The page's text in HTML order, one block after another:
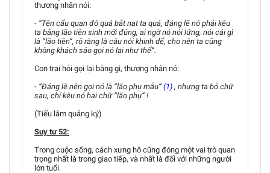
thương nhân nói:
- “Tên cẩu quan đó quá bắt nạt ta quá, đáng lẽ nó phải kêu
ta bằng lão tiên sinh mới đúng, ai ngờ nó nói lửng, nói cái gì
là “lão tiên”, rõ ràng là câu nói khinh dể, cho nên ta cũng
không khách sáo gọi nó lại như thế”.
Con trai hỏi gọi lại bằng gì, thương nhân nó:
- “Đáng lẽ nên gọi nó là “lão phụ mẫu” (1) , nhưng ta bỏ chữ
sau, chỉ kêu nó hai chữ “lão phụ” !
(Tiếu lâm quảng ký)
Suy tư 52:
Trong cuộc sống, cách xưng hô cũng đóng một vai trò quan
trọng nhất là trong giao tiếp, và nhất là đối với những người
lớn tuổi.